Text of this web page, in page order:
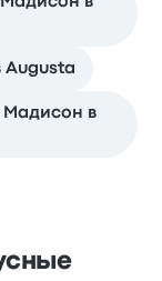
Augusta
Мадисон в